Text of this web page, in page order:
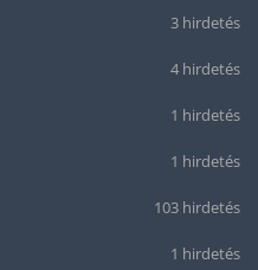
3 hirdetés
4 hirdetés
1 hirdetés
1 hirdetés
103 hirdetés
1 hirdetés